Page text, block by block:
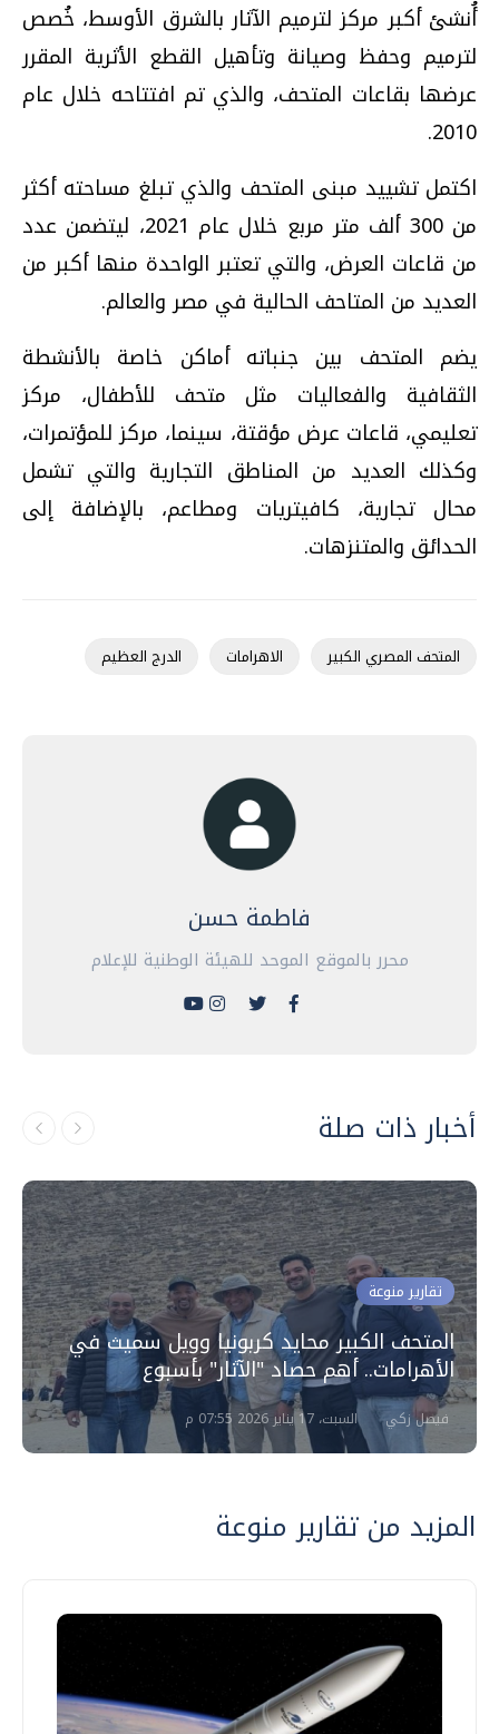
أُنشئ أكبر مركز لترميم الآثار بالشرق الأوسط، خُصص
لترميم وحفظ وصيانة وتأهيل القطع الأثرية المقرر
عرضها بقاعات المتحف، والذي تم افتتاحه خلال عام
2010.
اكتمل تشييد مبنى المتحف والذي تبلغ مساحته أكثر
من 300 ألف متر مربع خلال عام 2021، ليتضمن عدد
من قاعات العرض، والتي تعتبر الواحدة منها أكبر من
العديد من المتاحف الحالية في مصر والعالم.
يضم المتحف بين جنباته أماكن خاصة بالأنشطة
الثقافية والفعاليات مثل متحف للأطفال، مركز
تعليمي، قاعات عرض مؤقتة، سينما، مركز للمؤتمرات،
وكذلك العديد من المناطق التجارية والتي تشمل
محال تجارية، كافيتريات ومطاعم، بالإضافة إلى
الحدائق والمتنزهات.
المتحف المصري الكبير الاهرامات الدرج العظيم
فاطمة حسن
محرر بالموقع الموحد للهيئة الوطنية للإعلام
أخبار ذات صلة
تقارير منوعة
المتحف الكبير محايد كربونيا وويل سميث في
الأهرامات.. أهم حصاد "الآثار" بأسبوع
فيصل زكي السبت، 17 يناير 2026 07:55 م
المزيد من تقارير منوعة